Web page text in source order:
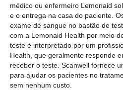
médico ou enfermeiro Lemonaid
e o entrega na casa do paciente.
exame de sangue no bastão de
com a Lemonaid Health por meio
teste é interpretado por um
Health, que geralmente responde
receber o teste. Scanwell fornece
para ajudar os pacientes no
sem nenhum custo.